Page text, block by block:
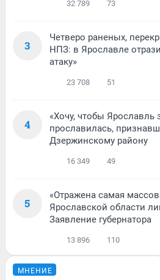
32 789 73
3
Четверо раненых,
НПЗ: в Ярославле
атаку»
23 708 51
4
«Хочу, чтобы Ярославль
прославилась,
Дзержинскому району
16 349 49
5
«Отражена самая
Ярославской области
Заявление губернатора
13 896 110
МНЕНИЕ